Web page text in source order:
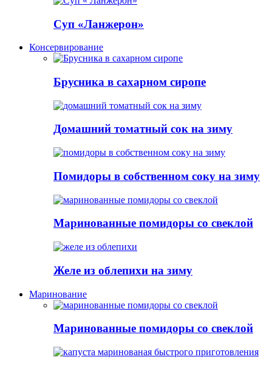
Суп «Ланжерон»
Консервирование
Брусника в сахарном сиропе
Домашний томатный сок на зиму
Помидоры в собственном соку на зиму
Маринованные помидоры со свеклой
Желе из облепихи на зиму
Маринование
Маринованные помидоры со свеклой